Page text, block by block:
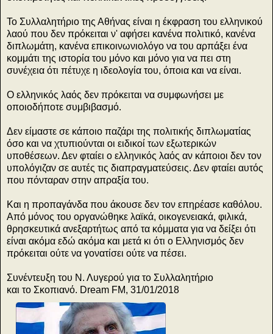
Το Συλλαλητήριο της Αθήνας είναι η έκφραση του ελληνικού
λαού που δεν πρόκειται ν' αφήσει κανένα πολιτικό, κανένα
διπλωμάτη, κανένα επικοινωνιολόγο να του αρπάξει ένα
κομμάτι της ιστορία του μόνο και μόνο για να πει στη
συνέχεια ότι πέτυχε η ιδεολογία του, όποια και να είναι.
Ο ελληνικός λαός δεν πρόκειται να συμφωνήσει με
οποιοδήποτε συμβιβασμό.
Δεν είμαστε σε κάποιο παζάρι της πολιτικής διπλωματίας
όσο και να χτυπιούνται οι ειδικοί των εξωτερικών
υποθέσεων. Δεν φταίει ο ελληνικός λαός αν κάποιοι δεν τον
υπολόγιζαν σε αυτές τις διαπραγματεύσεις. Δεν φταίει αυτός
που πόνταραν στην απραξία του.
Και η προπαγάνδα που άκουσε δεν τον επηρέασε καθόλου.
Από μόνος του οργανώθηκε λαϊκά, οικογενειακά, φιλικά,
θρησκευτικά ανεξαρτήτως από τα κόμματα για να δείξει ότι
είναι ακόμα εδώ ακόμα και μετά κι ότι ο Ελληνισμός δεν
πρόκειται ούτε να γονατίσει ούτε να πέσει.
Συνέντευξη του Ν. Λυγερού για το Συλλαλητήριο
και το Σκοπιανό. Dream FM, 31/01/2018